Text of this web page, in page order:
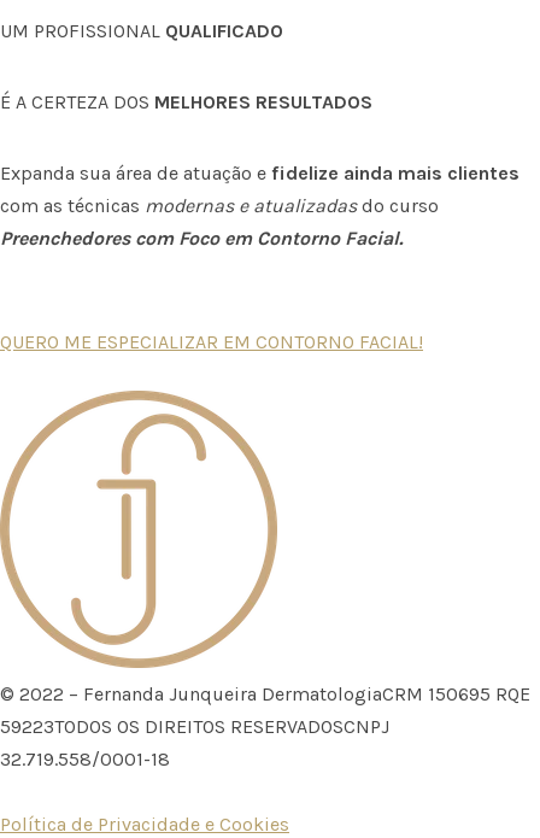
UM PROFISSIONAL QUALIFICADO
É A CERTEZA DOS MELHORES RESULTADOS
Expanda sua área de atuação e fidelize ainda mais clientes
com as técnicas modernas e atualizadasdo curso
Preenchedores com Foco em Contorno Facial.
QUERO ME ESPECIALIZAR EM CONTORNO FACIAL!
© 2022 – Fernanda Junqueira DermatologiaCRM 150695 RQE
59223TODOS OS DIREITOS RESERVADOSCNPJ
32.719.558/0001-18
Política de Privacidade e Cookies